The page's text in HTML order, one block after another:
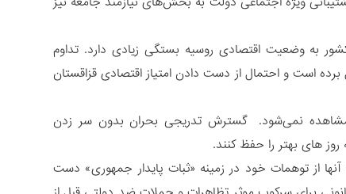
به وضعیت اقتصادی روسیه بستگی زیادی دارد. تداوم
برده است و احتمال از دست دادن امتیاز اقتصادی قزاقستان
مشاهده نمی‌شود. گسترش تدریجی بحران بدون سر زدن
های بهتر را حفظ کنند.
از توهمات خود در زمینه «ثبات پایدار جمهوری» دست